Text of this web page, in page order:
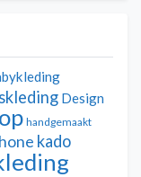
Design
handgemaakt
kado